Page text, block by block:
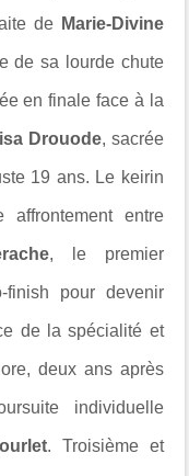
de Marie-Divine
de sa lourde chute
en finale face à la
Drouode, sacrée
19 ans. Le keirin
entre
, le premier
finish pour devenir
de la spécialité et
deux ans après
individuelle
. Troisième et